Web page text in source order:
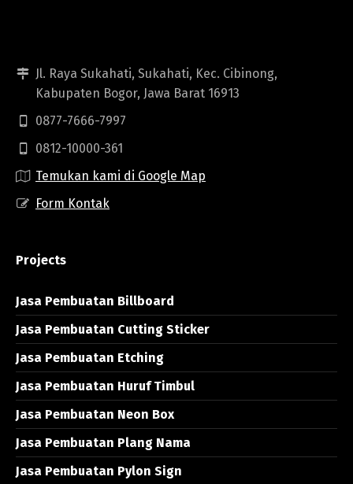
Jl. Raya Sukahati, Sukahati, Kec. Cibinong,
Kabupaten Bogor, Jawa Barat 16913
0877-7666-7997
0812-10000-361
Temukan kami di Google Map
Form Kontak
Projects
Jasa Pembuatan Billboard
Jasa Pembuatan Cutting Sticker
Jasa Pembuatan Etching
Jasa Pembuatan Huruf Timbul
Jasa Pembuatan Neon Box
Jasa Pembuatan Plang Nama
Jasa Pembuatan Pylon Sign